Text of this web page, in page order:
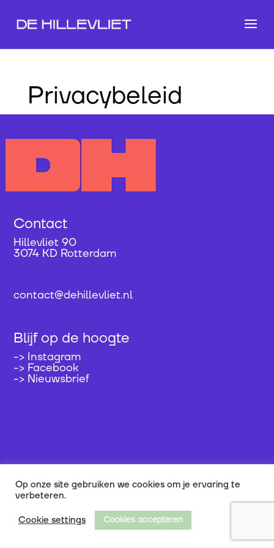
Privacybeleid
Contact
Hillevliet 90
3074 KD Rotterdam
contact@dehillevliet.nl
Blijf op de hoogte
-> Instagram
-> Facebook
-> Nieuwsbrief
Op onze site gebruiken we cookies om je ervaring te
verbeteren.
Cookie settings Cookies accepteren